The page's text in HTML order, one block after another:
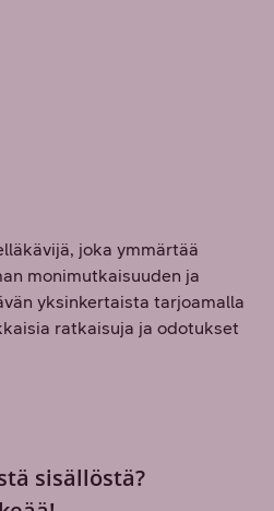
joka ymmärtää
monimutkaisuuden ja
yksinkertaista tarjoamalla
ratkaisuja ja odotukset
sisällöstä?